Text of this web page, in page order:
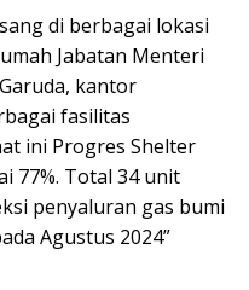
di berbagai lokasi
Jabatan Menteri
kantor
fasilitas
ini Progres Shelter
77%. Total 34 unit
penyaluran gas bumi
Agustus 2024”